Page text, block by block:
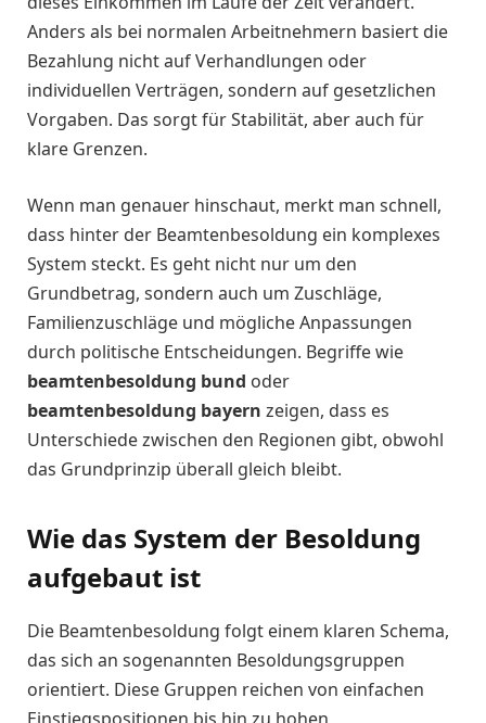
Anders als bei normalen Arbeitnehmern basiert die
Bezahlung nicht auf Verhandlungen oder
individuellen Verträgen, sondern auf gesetzlichen
Vorgaben. Das sorgt für Stabilität, aber auch für
klare Grenzen.
Wenn man genauer hinschaut, merkt man schnell,
dass hinter der Beamtenbesoldung ein komplexes
System steckt. Es geht nicht nur um den
Grundbetrag, sondern auch um Zuschläge,
Familienzuschläge und mögliche Anpassungen
durch politische Entscheidungen. Begriffe wie
beamtenbesoldung bund oder
beamtenbesoldung bayern zeigen, dass es
Unterschiede zwischen den Regionen gibt, obwohl
das Grundprinzip überall gleich bleibt.
Wie das System der Besoldung
aufgebaut ist
Die Beamtenbesoldung folgt einem klaren Schema,
das sich an sogenannten Besoldungsgruppen
orientiert. Diese Gruppen reichen von einfachen